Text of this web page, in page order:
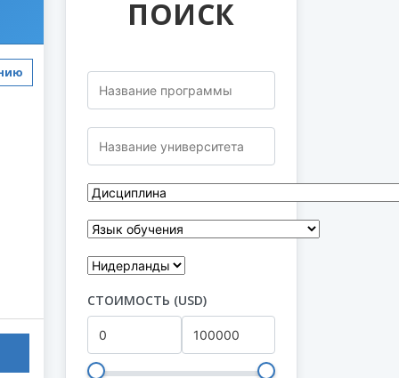
ПОИСК
СТОИМОСТЬ (USD)